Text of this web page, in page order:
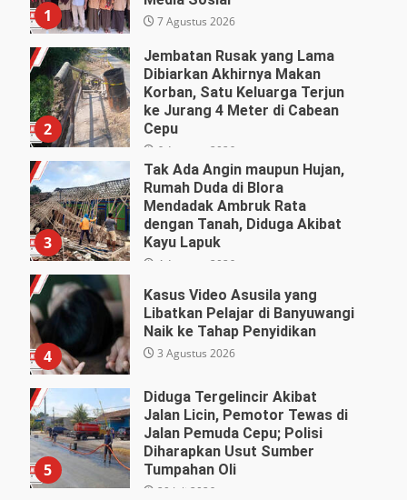
1 7 Agustus 2026
2
Jembatan Rusak yang Lama
Dibiarkan Akhirnya Makan
Korban, Satu Keluarga Terjun
ke Jurang 4 Meter di Cabean
Cepu
6 Agustus 2026
3
Tak Ada Angin maupun Hujan,
Rumah Duda di Blora
Mendadak Ambruk Rata
dengan Tanah, Diduga Akibat
Kayu Lapuk
4 Agustus 2026
4
Kasus Video Asusila yang
Libatkan Pelajar di Banyuwangi
Naik ke Tahap Penyidikan
3 Agustus 2026
5
Diduga Tergelincir Akibat
Jalan Licin, Pemotor Tewas di
Jalan Pemuda Cepu; Polisi
Diharapkan Usut Sumber
Tumpahan Oli
29 Juli 2026